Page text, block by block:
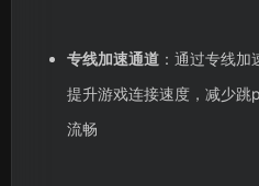
专线加速通道：通过专线加
提升游戏连接速度，减少
流畅